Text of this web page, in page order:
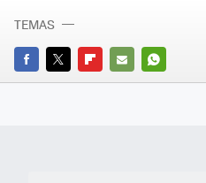
FACEBOOK
TWITTERFLIPBOARD
E-
WHATSAPP
TEMAS